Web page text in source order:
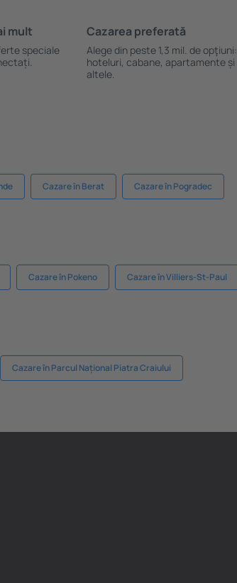
mult
speciale
Cazarea preferată
Alege din peste 1,3 mil. de opţiuni:
hoteluri, cabane, apartamente și
altele.
Cazare în Berat Cazare în Pogradec
Cazare în Pokeno Cazare în Villiers-St-Paul
Cazare în Parcul Național Piatra Craiului